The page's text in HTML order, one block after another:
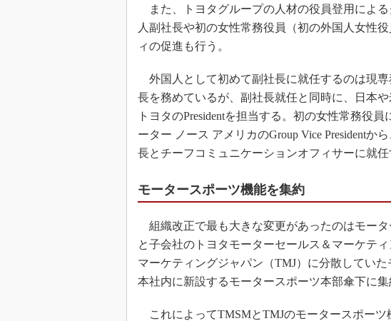
また、トヨタグループの人材の役員登用によ
人副社長や初の女性常務役員（初の外国人女性
ィの促進も行う。
外国人として初めて副社長に就任するのは現
長を務めているが、副社長就任と同時に、日本
トヨタのPresidentを担当する。初の女性常務役
ーター ノース アメリカのGroup Vice Presidentか
長とチーフコミュニケーションオフィサーに就任
モータースポーツ機能を集約
組織改正で最も大きな変更があったのはモー
と子会社のトヨタモーターセールス＆マーケテ
マーケティングジャパン（TMJ）に分散してい
本社内に新設するモータースポーツ本部傘下に集
これによってTMSMとTMJのモータースポー